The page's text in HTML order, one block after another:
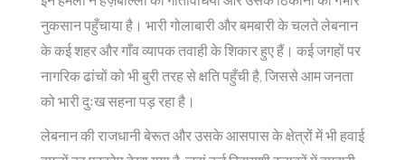
नुकसान पहुँचाया है। भारी गोलाबारी और बमबारी के चलते लेबनान
के कई शहर और गाँव व्यापक तवाही के शिकार हुए हैं। कई जगहों पर
नागरिक ढांचों को भी बुरी तरह से क्षति पहुँची है, जिससे आम जनता
को भारी दुःख सहना पड़ रहा है।
लेबनान की राजधानी बेरूत और उसके आसपास के क्षेत्रों में भी हवाई